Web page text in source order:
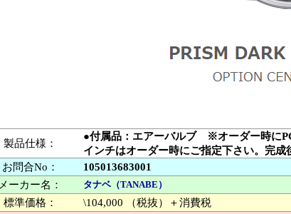
製品仕様：
●付属品：エアーバルブ ※オーダー時に
インチはオーダー時にご指定下さい。完成
お問合No：
105013683001
メーカー名：
タナベ（TANABE）
標準価格：
\104,000 （税抜）＋消費税